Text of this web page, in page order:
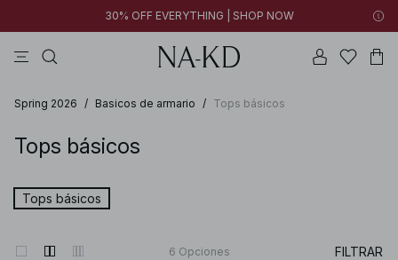
30% OFF EVERYTHING | SHOP NOW
Spring 2026 / Basicos de armario / Tops básicos
Tops básicos
Tops básicos
6 Opciones FILTRAR